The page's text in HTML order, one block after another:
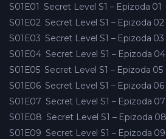
S01E01 Secret Level S1 – Epizoda 01
S01E02 Secret Level S1 – Epizoda 02
S01E03 Secret Level S1 – Epizoda 03
S01E04 Secret Level S1 – Epizoda 04
S01E05 Secret Level S1 – Epizoda 05
S01E06 Secret Level S1 – Epizoda 06
S01E07 Secret Level S1 – Epizoda 07
S01E08 Secret Level S1 – Epizoda 08
S01E09 Secret Level S1 – Epizoda 09